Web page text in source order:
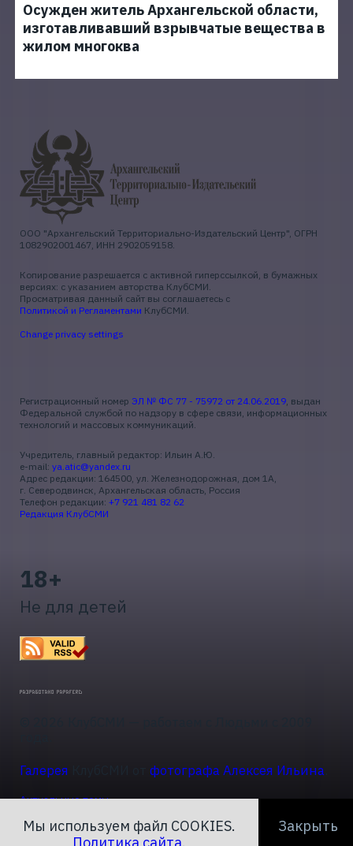
Осужден житель Архангельской области,
изготавливавший взрывчатые вещества в
жилом многоква
ООО "Архангельский Территориально-Издательский Центр", ОГРН
1082902001467, ИНН 2902059158.
Копирование разрешается с активной гиперссылкой, в бумажных
версиях: с указанием авторства КлубСМИ.
Просматривая данный сайт вы соглашаетесь с
Политикой и Регламентами КлубСМИ.
Change privacy settings
Регистрационный номер ЭЛ № ФС 77 - 75972 от 24.06.2019, выдан
Федеральной службой по надзору в сфере связи, информационных
технологий и массовых коммуникаций.
Учредитель, главный редактор: Ильин А.Ю.
e-mail: ya.atic@yandex.ru
Адрес редакции: 164500, ул. Железнодорожная, дом 1А,
г. Северодвинск, Архангельская область, Россия
Телефон редакции: +7 921 481 82 62
Редакция КлубСМИ
18+
Не для детей
Галерея
фотографа Алексея Ильина
Актуальные темы
Мы используем файл COOKIES.
Закрыть